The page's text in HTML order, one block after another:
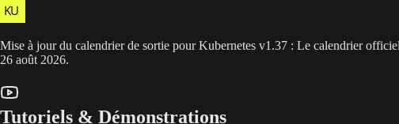
Mise à jour du calendrier de sortie pour Kubernetes v1.37 : Le calendrier
26 août 2026.
Tutoriels & Démonstrations